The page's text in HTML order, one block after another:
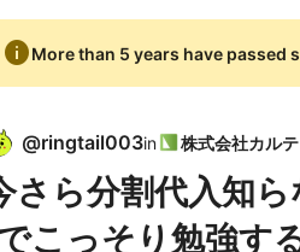
infoMore than 5 years have passed
@ringtail003in
さら分割代入知
こっそり勉強す